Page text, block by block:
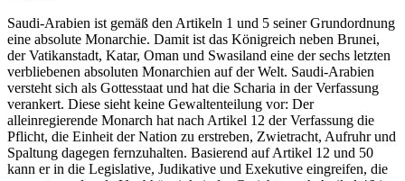
Saudi-Arabien ist gemäß den Artikeln 1 und 5 seiner Grundordnung
eine absolute Monarchie. Damit ist das Königreich neben Brunei,
der Vatikanstadt, Katar, Oman und Swasiland eine der sechs letzten
verbliebenen absoluten Monarchien auf der Welt. Saudi-Arabien
versteht sich als Gottesstaat und hat die Scharia in der Verfassung
verankert. Diese sieht keine Gewaltenteilung vor: Der
alleinregierende Monarch hat nach Artikel 12 der Verfassung die
Pflicht, die Einheit der Nation zu erstreben, Zwietracht, Aufruhr und
Spaltung dagegen fernzuhalten. Basierend auf Artikel 12 und 50
kann er in die Legislative, Judikative und Exekutive eingreifen, die